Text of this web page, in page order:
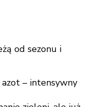
od sezonu i
– intensywny